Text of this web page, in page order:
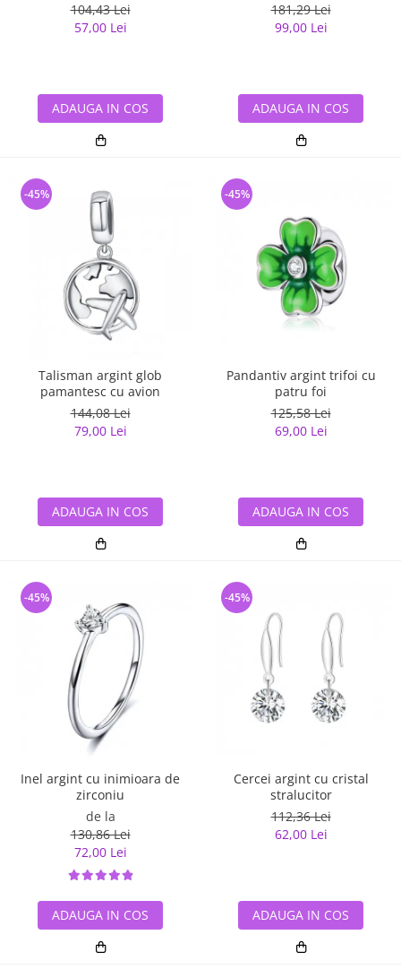
104,43 Lei
57,00 Lei
ADAUGA IN COS
181,29 Lei
99,00 Lei
ADAUGA IN COS
Talisman argint glob
pamantesc cu avion
144,08 Lei
79,00 Lei
-45%
ADAUGA IN COS
Pandantiv argint trifoi cu
patru foi
125,58 Lei
69,00 Lei
-45%
ADAUGA IN COS
Inel argint cu inimioara de
zirconiu
de la
130,86 Lei
72,00 Lei
-45%
ADAUGA IN COS
Cercei argint cu cristal
stralucitor
112,36 Lei
62,00 Lei
-45%
ADAUGA IN COS